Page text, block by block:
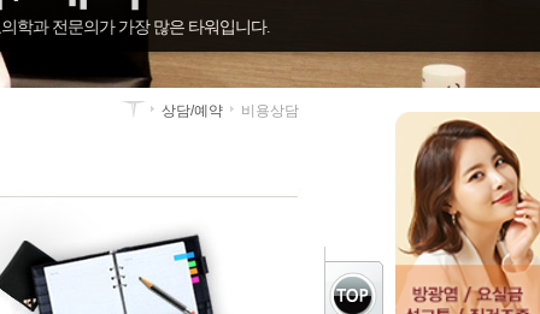
학과 전문의가 가장 많은 타워입니다.
남성확대 클리닉
음경질환 클리닉
상담/예약 비용상담